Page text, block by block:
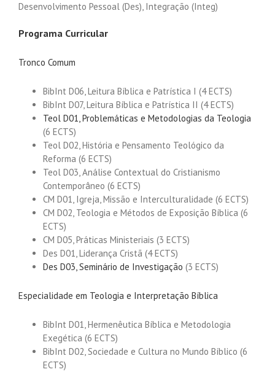
Desenvolvimento Pessoal (Des), Integração (Integ)
Programa Curricular
Tronco Comum
BibInt D06, Leitura Bíblica e Patrística I (4 ECTS)
BibInt D07, Leitura Bíblica e Patrística II (4 ECTS)
Teol D01, Problemáticas e Metodologias da Teologia
(6 ECTS)
Teol D02, História e Pensamento Teológico da
Reforma (6 ECTS)
Teol D03, Análise Contextual do Cristianismo
Contemporâneo (6 ECTS)
CM D01, Igreja, Missão e Interculturalidade (6 ECTS)
CM D02, Teologia e Métodos de Exposição Bíblica (6
ECTS)
CM D05, Práticas Ministeriais (3 ECTS)
Des D01, Liderança Cristã (4 ECTS)
Des D03, Seminário de Investigação (3 ECTS)
Especialidade em Teologia e Interpretação Bíblica
BibInt D01, Hermenêutica Bíblica e Metodologia
Exegética (6 ECTS)
BibInt D02, Sociedade e Cultura no Mundo Bíblico (6
ECTS)